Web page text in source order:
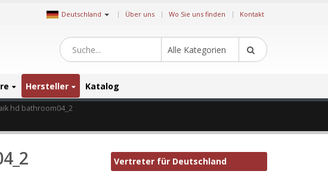
Deutschland | Über uns Wo Sie uns finden Kontakt
Alle Kategorien
Hersteller Katalog
hd bathroom04_2
Vertreter für Deutschland